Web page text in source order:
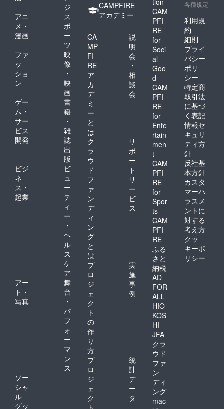
ジ
アニ
メ・
漫画
ス
ポ
ー
ツ
ファ
ッ
ショ
ン
映
像
・
映
画
ゲー
ム・
サー
ビス
開発
書
籍
・
雑
誌
出
版
ビジ
ネ
ス・
起業
ビ
ュ
ー
テ
ィ
ー
・
ヘ
ル
ス
ケ
ア
アー
ト・
写真
舞
台
・
パ
フ
ォ
ー
マ
ン
ス
ソー
シャ
ル
グッ
CAMPFIRE
アカデミー
CA
MP
FI
RE
ア
カ
デ
ミ
ー
と
は
説
明
会
・
相
談
会
ク
ラ
ウ
ド
フ
ァ
ン
デ
ィ
ン
グ
と
は
サ
ポ
ー
ト
サ
ー
ビ
ス
プ
ロ
ジ
ェ
ク
ト
の
作
り
方
実
施
事
例
プ
ロ
ジ
ェ
ク
統
計
デ
ー
タ
CAM
PFI
RE
for
Soci
al
Goo
d
CAM
PFI
RE
for
Ente
rtain
men
t
CAM
PFI
RE
for
Spor
ts
CAM
PFI
RE
ふる
さと
納税
AD
FOR
ALL
HIO
KOS
HI
JFA
クラ
ウド
ファ
ン
ディ
ング
mac
各種規定
利用規
約
細則
プライ
バシー
ポリ
シー
特定商
取引法
に基づ
く表記
情報セ
キュリ
ティ方
針
反社基
本方針
カスタ
マーハ
ラスメ
ントに
対する
考え方
クッ
キーポ
リシー